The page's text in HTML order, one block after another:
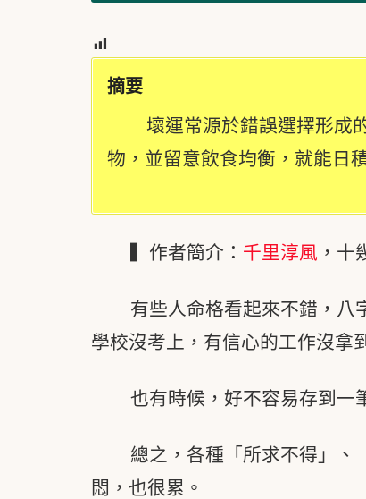
摘要
壞運常源於錯誤選擇形成
物，並留意飲食均衡，就能日
▍作者簡介： 千里淳風 ，十
有些人命格看起來不錯，八
學校沒考上，有信心的工作沒拿
也有時候，好不容易存到一
總之，各種「所求不得」、
悶，也很累。